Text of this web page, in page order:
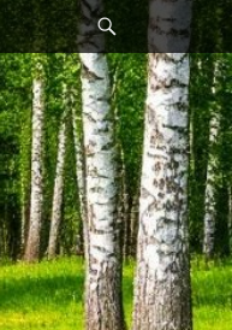
Найти